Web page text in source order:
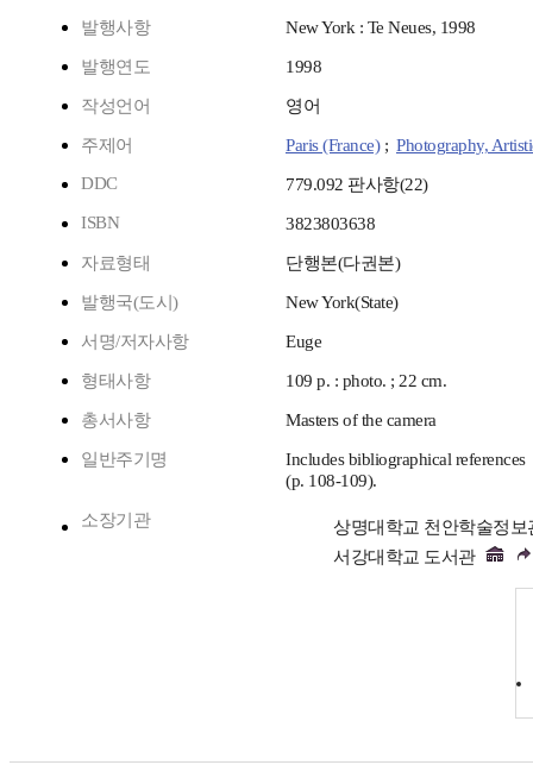
발행사항 New York : Te Neues, 1998
발행연도 1998
작성언어 영어
주제어 Paris (France); Photography,
DDC
779.092 판사항(22)
ISBN
3823803638
자료형태 단행본(다권본)
발행국(도시) New York(State)
서명/저자사항 Euge
형태사항 109 p. : photo. ; 22 cm.
총서사항 Masters of the camera
일반주기명
Includes bibliographical references
(p. 108-109).
소장기관
상명대학교 천안학술정
서강대학교 도서관